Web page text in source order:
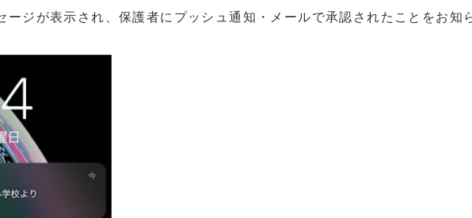
ージが表示され、保護者にプッシュ通知・メールで承認されたことをお知